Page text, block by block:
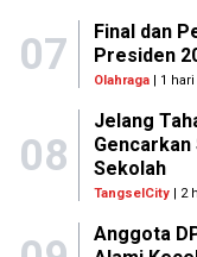
07
Final dan
Presiden
Olahraga| 1 hari
08
Jelang
Sekolah
TangselCity| 2
Anggota